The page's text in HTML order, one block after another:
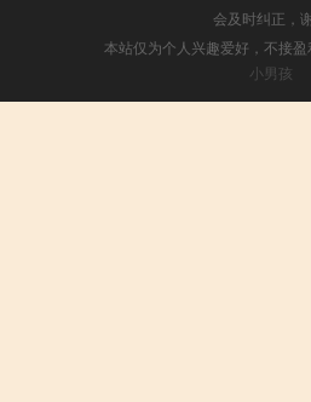
会及时纠正，
本站仅为个人兴趣爱好，不接
小男孩